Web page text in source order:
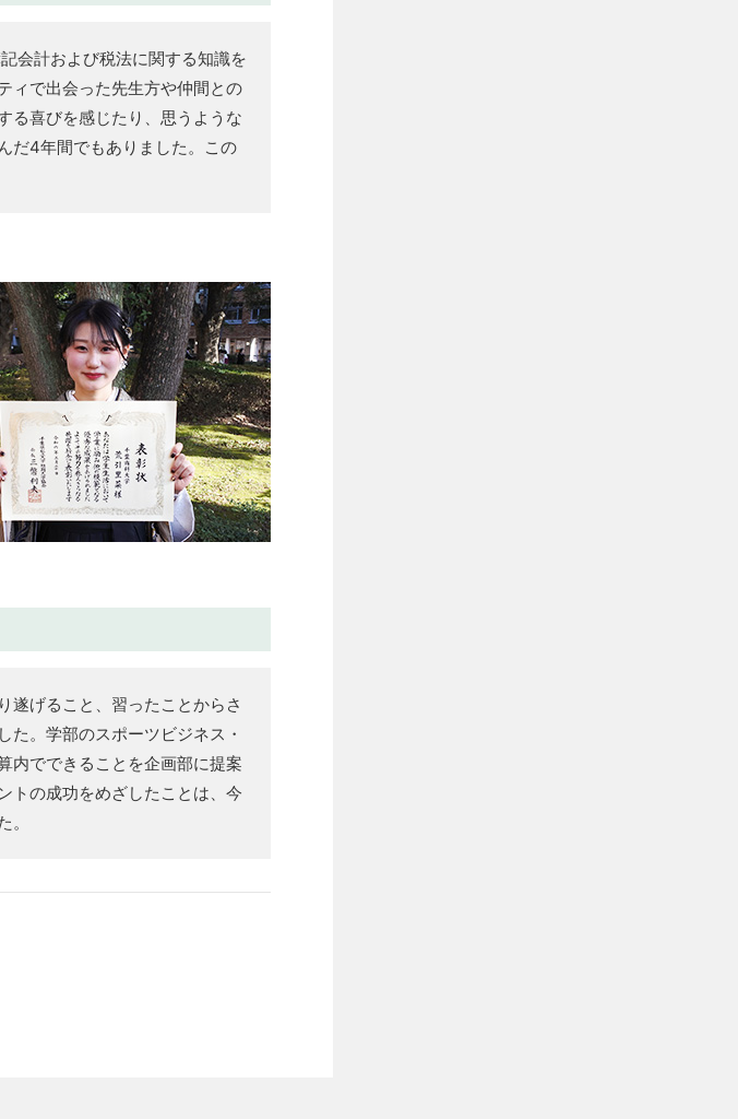
会計および税法に関する知識を
ィで出会った先生方や仲間との
る喜びを感じたり、思うような
だ4年間でもありました。この
遂げること、習ったことからさ
た。学部のスポーツビジネス・
内でできることを企画部に提案
トの成功をめざしたことは、今